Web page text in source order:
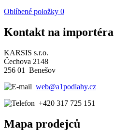
Oblíbené položky 0
Kontakt na importéra
KARSIS s.r.o.
Čechova 2148
256 01 Benešov
web@a1podlahy.cz
+420 317 725 151
Mapa prodejců